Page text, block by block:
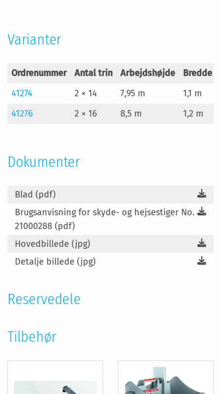
Varianter
Ordrenummer Antal trin Arbejdshøjde
Bredde
41274
2 × 14 7,95 m
1,1 m
41276
2 × 16 8,5 m 1,2 m
Dokumenter
Blad (pdf)
Brugsanvisning for skyde- og hejsestiger No.
21000288 (pdf)
Hovedbillede (jpg)
Detalje billede (jpg)
Reservedele
Tilbehør